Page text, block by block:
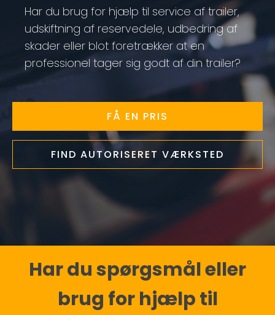
Har du brug for hjælp til service af trailer,
udskiftning af reservedele, udbedring af
skader eller blot foretrækker at en
professionel tager sig godt af din trailer?
FÅ EN PRIS
FIND AUTORISERET VÆRKSTED
Har du spørgsmål eller
brug for hjælp til